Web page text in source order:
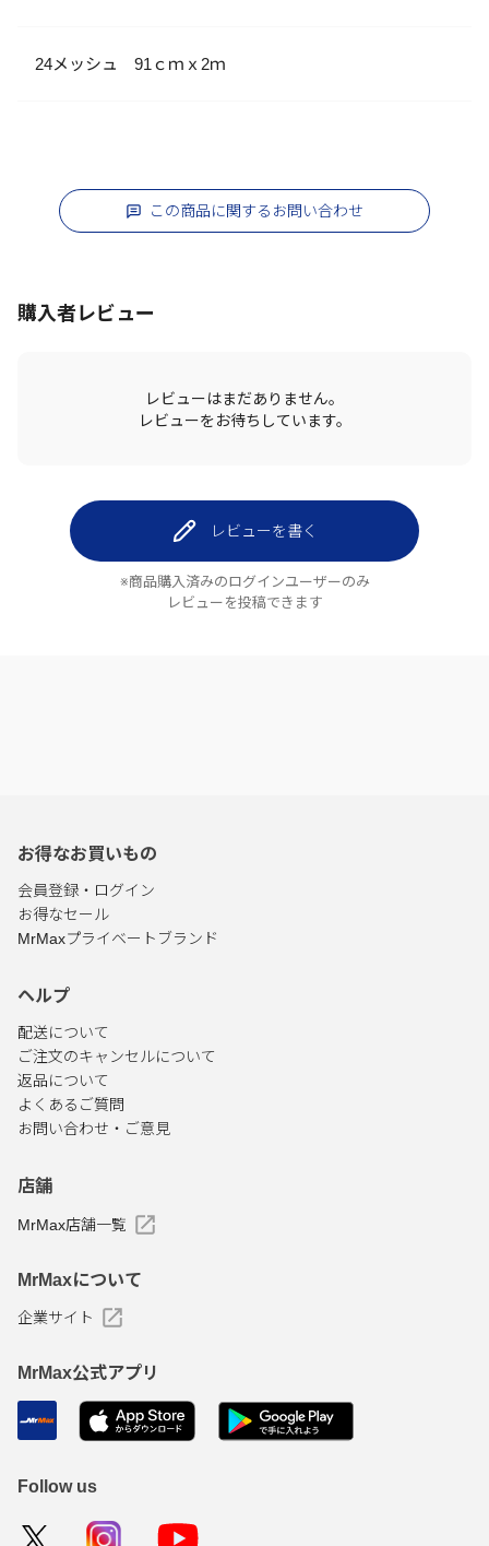
24メッシュ 91ｃｍｘ2ｍ
この商品に関するお問い合わせ
購入者レビュー
レビューはまだありません。
レビューをお待ちしています。
レビューを書く
※商品購入済みのログインユーザーのみ
レビューを投稿できます
お得なお買いもの
会員登録・ログイン
お得なセール
MrMaxプライベートブランド
ヘルプ
配送について
ご注文のキャンセルについて
返品について
よくあるご質問
お問い合わせ・ご意見
店舗
MrMax店舗一覧
MrMaxについて
企業サイト
MrMax公式アプリ
Follow us